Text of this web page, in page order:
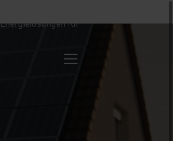
Energielösungen für